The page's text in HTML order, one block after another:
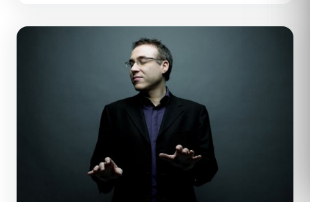
Jean-François Zygel met en musique la Ville de